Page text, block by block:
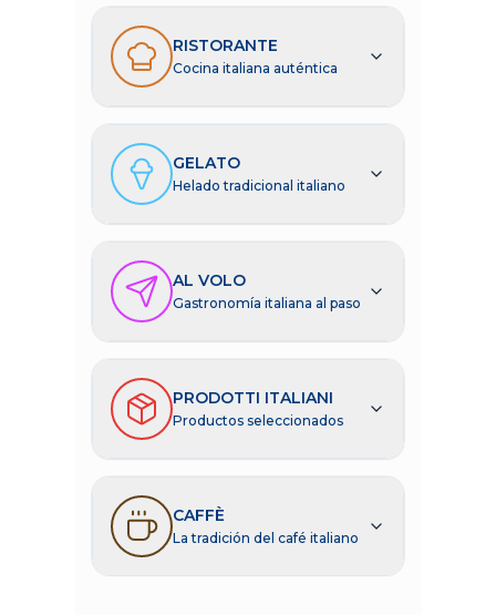
RISTORANTE
Cocina italiana auténtica
GELATO
Helado tradicional italiano
AL VOLO
Gastronomía italiana al paso
PRODOTTI ITALIANI
Productos seleccionados
CAFFÈ
La tradición del café italiano